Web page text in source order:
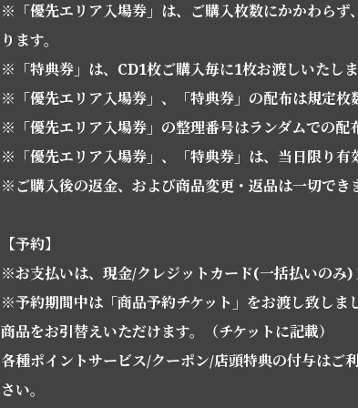
※「優先エリア入場券」は、ご購入枚数にかかわらず
ります。
※「特典券」は、CD1枚ご購入毎に1枚お渡しいたしま
※「優先エリア入場券」、「特典券」の配布は規定枚
※「優先エリア入場券」の整理番号はランダムでの配
※「優先エリア入場券」、「特典券」は、当日限り有
※ご購入後の返金、および商品変更・返品は一切でき
【予約】
※お支払いは、現金/クレジットカード(一括払いのみ)
※予約期間中は「商品予約チケット」をお渡し致しま
商品をお引替えいただけます。（チケットに記載）
各種ポイントサービス/クーポン/店頭特典の付与はご
さい。